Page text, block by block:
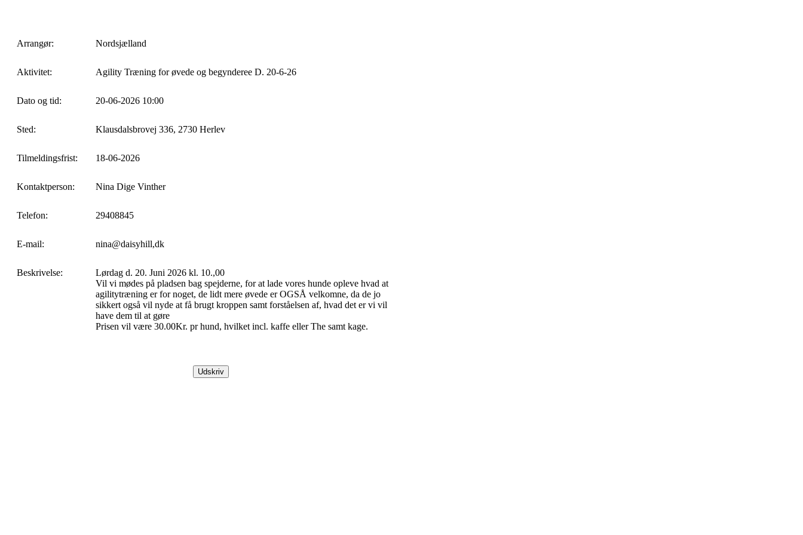
Arrangør: Nordsjælland
Aktivitet: Agility Træning for øvede og begynderee D. 20-6-26
Dato og tid: 20-06-2026 10:00
Sted: Klausdalsbrovej 336, 2730 Herlev
Tilmeldingsfrist: 18-06-2026
Kontaktperson: Nina Dige Vinther
Telefon: 29408845
E-mail: nina@daisyhill,dk
Beskrivelse:
Lørdag d. 20. Juni 2026 kl. 10.,00
Vil vi mødes på pladsen bag spejderne, for at lade vores hunde opleve hvad at
agilitytræning er for noget, de lidt mere øvede er OGSÅ velkomne, da de jo
sikkert også vil nyde at få brugt kroppen samt forståelsen af, hvad det er vi vil
have dem til at gøre
Prisen vil være 30.00Kr. pr hund, hvilket incl. kaffe eller The samt kage.